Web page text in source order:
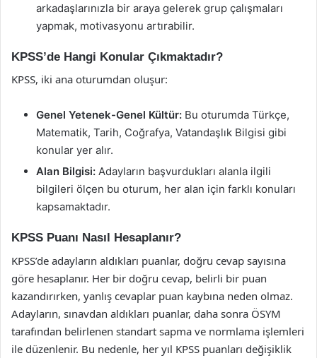
arkadaşlarınızla bir araya gelerek grup çalışmaları
yapmak, motivasyonu artırabilir.
KPSS’de Hangi Konular Çıkmaktadır?
KPSS, iki ana oturumdan oluşur:
Genel Yetenek-Genel Kültür: Bu oturumda Türkçe,
Matematik, Tarih, Coğrafya, Vatandaşlık Bilgisi gibi
konular yer alır.
Alan Bilgisi: Adayların başvurdukları alanla ilgili
bilgileri ölçen bu oturum, her alan için farklı konuları
kapsamaktadır.
KPSS Puanı Nasıl Hesaplanır?
KPSS’de adayların aldıkları puanlar, doğru cevap sayısına
göre hesaplanır. Her bir doğru cevap, belirli bir puan
kazandırırken, yanlış cevaplar puan kaybına neden olmaz.
Adayların, sınavdan aldıkları puanlar, daha sonra ÖSYM
tarafından belirlenen standart sapma ve normlama işlemleri
ile düzenlenir. Bu nedenle, her yıl KPSS puanları değişiklik